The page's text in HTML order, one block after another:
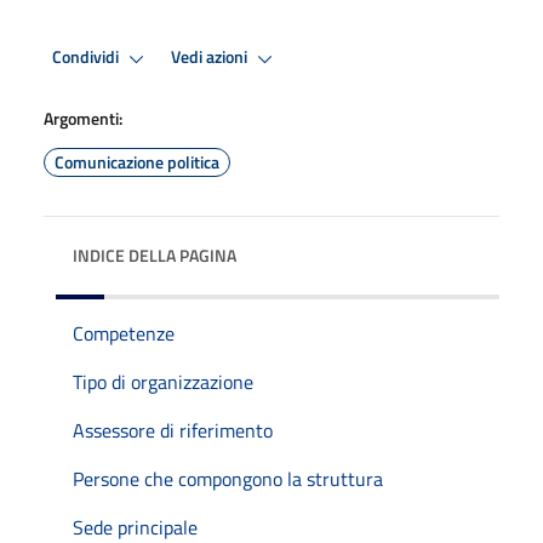
Condividi Vedi azioni
Argomenti:
Comunicazione politica
INDICE DELLA PAGINA
Competenze
Tipo di organizzazione
Assessore di riferimento
Persone che compongono la struttura
Sede principale